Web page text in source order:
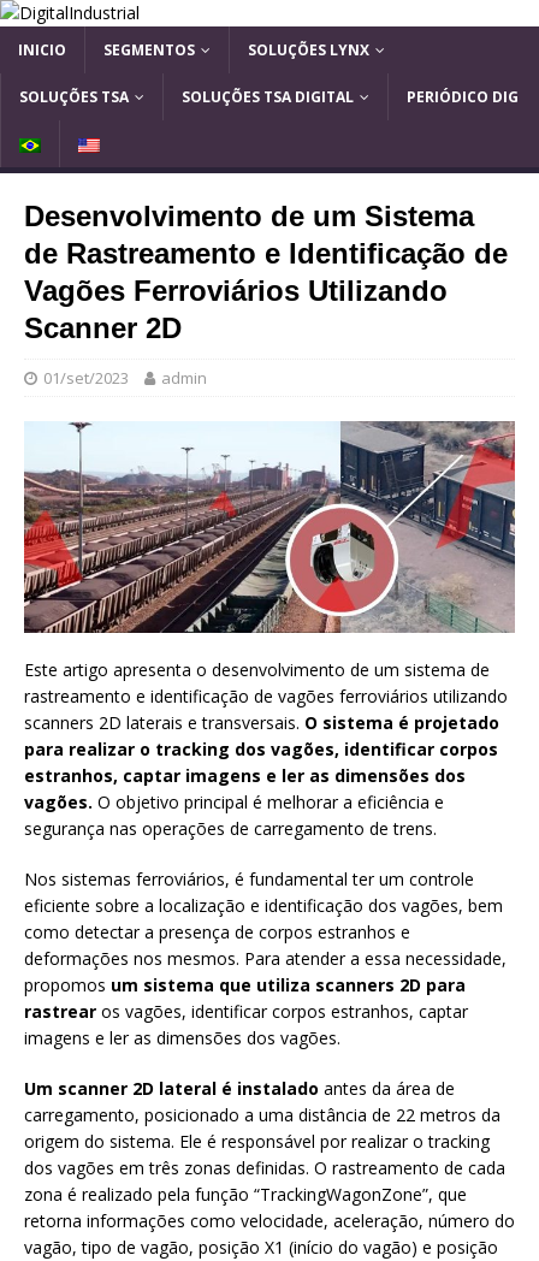
INICIO SEGMENTOS SOLUÇÕES LYNX
SOLUÇÕES TSA SOLUÇÕES TSA DIGITAL PERIÓDICO DIG
B
S
L
E
L
S
H
Desenvolvimento de um Sistema
de Rastreamento e Identificação de
Vagões Ferroviários Utilizando
Scanner 2D
01/set/2023 admin
Este artigo apresenta o desenvolvimento de um sistema de
rastreamento e identificação de vagões ferroviários utilizando
scanners 2D laterais e transversais. O sistema é projetado
para realizar o tracking dos vagões, identificar corpos
estranhos, captar imagens e ler as dimensões dos
vagões. O objetivo principal é melhorar a eficiência e
segurança nas operações de carregamento de trens.
Nos sistemas ferroviários, é fundamental ter um controle
eficiente sobre a localização e identificação dos vagões, bem
como detectar a presença de corpos estranhos e
deformações nos mesmos. Para atender a essa necessidade,
propomos um sistema que utiliza scanners 2D para
rastrear os vagões, identificar corpos estranhos, captar
imagens e ler as dimensões dos vagões.
Um scanner 2D lateral é instalado antes da área de
carregamento, posicionado a uma distância de 22 metros da
origem do sistema. Ele é responsável por realizar o tracking
dos vagões em três zonas definidas. O rastreamento de cada
zona é realizado pela função “TrackingWagonZone”, que
retorna informações como velocidade, aceleração, número do
vagão, tipo de vagão, posição X1 (início do vagão) e posição